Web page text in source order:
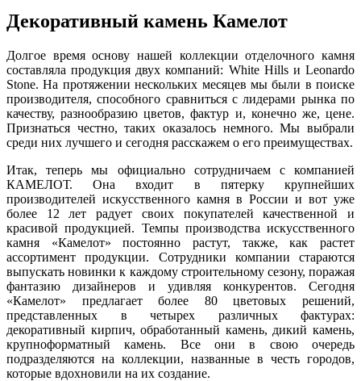
Декоративный камень Камелот
Долгое время основу нашей коллекции отделочного камня
составляла продукция двух компаний: White Hills и Leonardo
Stone. На протяжении нескольких месяцев мы были в поиске
производителя, способного сравниться с лидерами рынка по
качеству, разнообразию цветов, фактур и, конечно же, цене.
Признаться честно, таких оказалось немного. Мы выбрали
среди них лучшего и сегодня расскажем о его преимуществах.
Итак, теперь мы официально сотрудничаем с компанией
КАМЕЛОТ. Она входит в пятерку крупнейших
производителей искусственного камня в России и вот уже
более 12 лет радует своих покупателей качественной и
красивой продукцией. Темпы производства искусственного
камня «Камелот» постоянно растут, также, как растет
ассортимент продукции. Сотрудники компании стараются
выпускать новинки к каждому строительному сезону, поражая
фантазию дизайнеров и удивляя конкурентов. Сегодня
«Камелот» предлагает более 80 цветовых решений,
представленных в четырех различных фактурах:
декоративный кирпич, обработанный камень, дикий камень,
крупноформатный камень. Все они в свою очередь
подразделяются на коллекции, названные в честь городов,
которые вдохновили на их создание.